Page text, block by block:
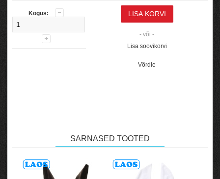
Kogus:
- või -
Lisa soovikorvi
Võrdle
SARNASED TOOTED